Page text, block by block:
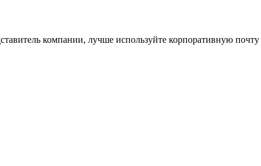
компании, лучше используйте корпоративную почту